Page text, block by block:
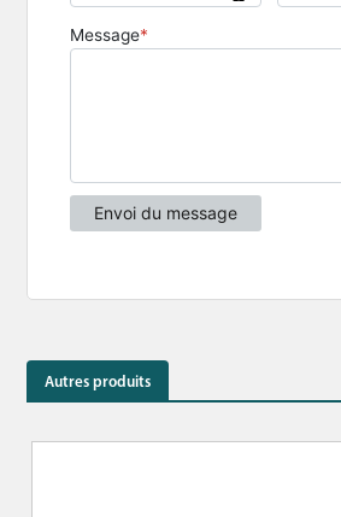
Autres produits